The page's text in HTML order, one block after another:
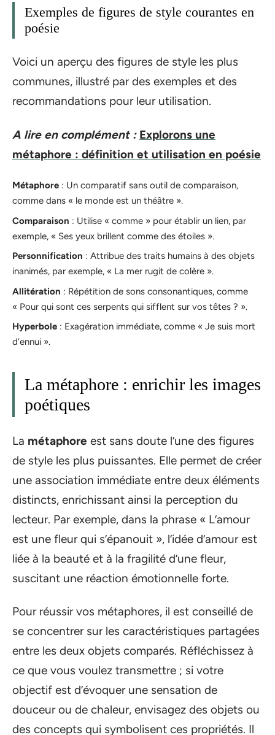
Exemples de figures de style courantes en
poésie
Voici un aperçu des figures de style les plus
communes, illustré par des exemples et des
recommandations pour leur utilisation.
A lire en complément : Explorons une
métaphore : définition et utilisation en poésie
Métaphore : Un comparatif sans outil de comparaison,
comme dans « le monde est un théâtre ».
Comparaison : Utilise « comme » pour établir un lien, par
exemple, « Ses yeux brillent comme des étoiles ».
Personnification : Attribue des traits humains à des objets
inanimés, par exemple, « La mer rugit de colère ».
Allitération : Répétition de sons consonantiques, comme
« Pour qui sont ces serpents qui sifflent sur vos têtes ? ».
Hyperbole : Exagération immédiate, comme « Je suis mort
d’ennui ».
La métaphore : enrichir les images
poétiques
La métaphore est sans doute l’une des figures
de style les plus puissantes. Elle permet de créer
une association immédiate entre deux éléments
distincts, enrichissant ainsi la perception du
lecteur. Par exemple, dans la phrase « L’amour
est une fleur qui s’épanouit », l’idée d’amour est
liée à la beauté et à la fragilité d’une fleur,
suscitant une réaction émotionnelle forte.
Pour réussir vos métaphores, il est conseillé de
se concentrer sur les caractéristiques partagées
entre les deux objets comparés. Réfléchissez à
ce que vous voulez transmettre ; si votre
objectif est d’évoquer une sensation de
douceur ou de chaleur, envisagez des objets ou
des concepts qui symbolisent ces propriétés. Il